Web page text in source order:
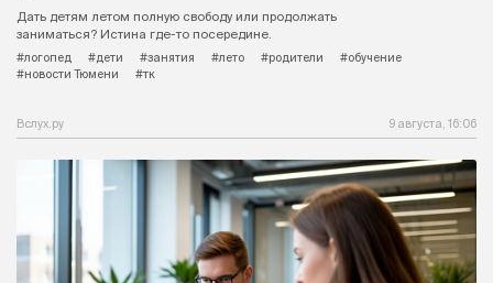
Дать детям летом полную свободу или продолжать
заниматься? Истина где-то посередине.
#логопед
#дети #занятия #лето #родители
#обучение
#новости Тюмени
#тк
Вслух.ру 9 августа, 16:06